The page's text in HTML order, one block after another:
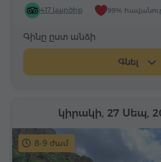
417 կարծիք 99%
Գինը ըստ անձի
Գնել
8-9 ժամ
կիրակի, 27 Սեպ,